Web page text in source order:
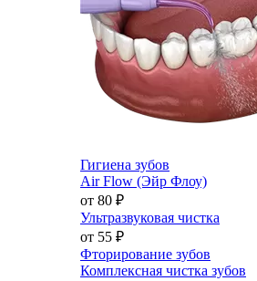
Гигиена зубов
Air Flow (Эйр Флоу)
от 80 ₽
Ультразвуковая чистка
от 55 ₽
Фторирование зубов
Комплексная чистка зубов